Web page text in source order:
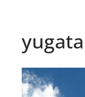
yugata